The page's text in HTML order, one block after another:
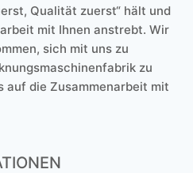
Qualität zuerst“ hält und
mit Ihnen anstrebt. Wir
sich mit uns zu
zu
auf die Zusammenarbeit mit